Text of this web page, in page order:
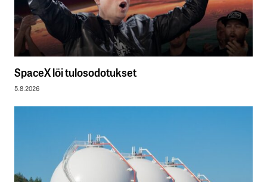
SpaceX löi tulosodotukset
5.8.2026